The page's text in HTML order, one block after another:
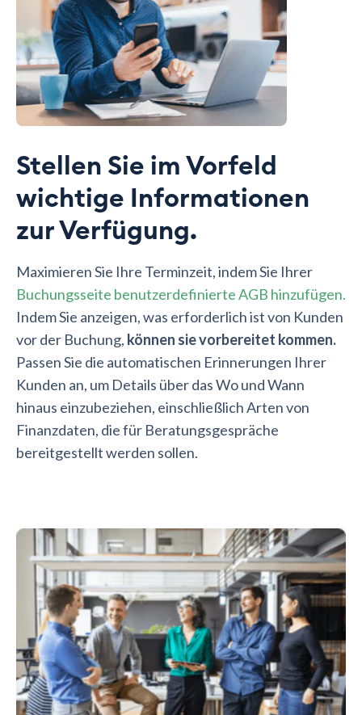
Stellen Sie im Vorfeld
wichtige Informationen
zur Verfügung.
Maximieren Sie Ihre Terminzeit, indem Sie Ihrer
Buchungsseite benutzerdefinierte AGB hinzufügen.
Indem Sie anzeigen, was erforderlich ist von Kunden
vor der Buchung, können sie vorbereitet kommen.
Passen Sie die automatischen Erinnerungen Ihrer
Kunden an, um Details über das Wo und Wann
hinaus einzubeziehen, einschließlich Arten von
Finanzdaten, die für Beratungsgespräche
bereitgestellt werden sollen.